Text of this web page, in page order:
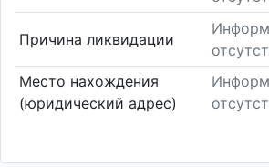
Причина ликвидации
Место нахождения
(юридический адрес)